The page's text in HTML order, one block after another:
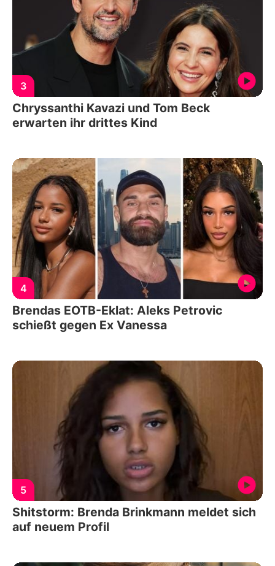
3
Chryssanthi Kavazi und Tom Beck
erwarten ihr drittes Kind
4
Brendas EOTB-Eklat: Aleks Petrovic
schießt gegen Ex Vanessa
5
Shitstorm: Brenda Brinkmann meldet sich
auf neuem Profil